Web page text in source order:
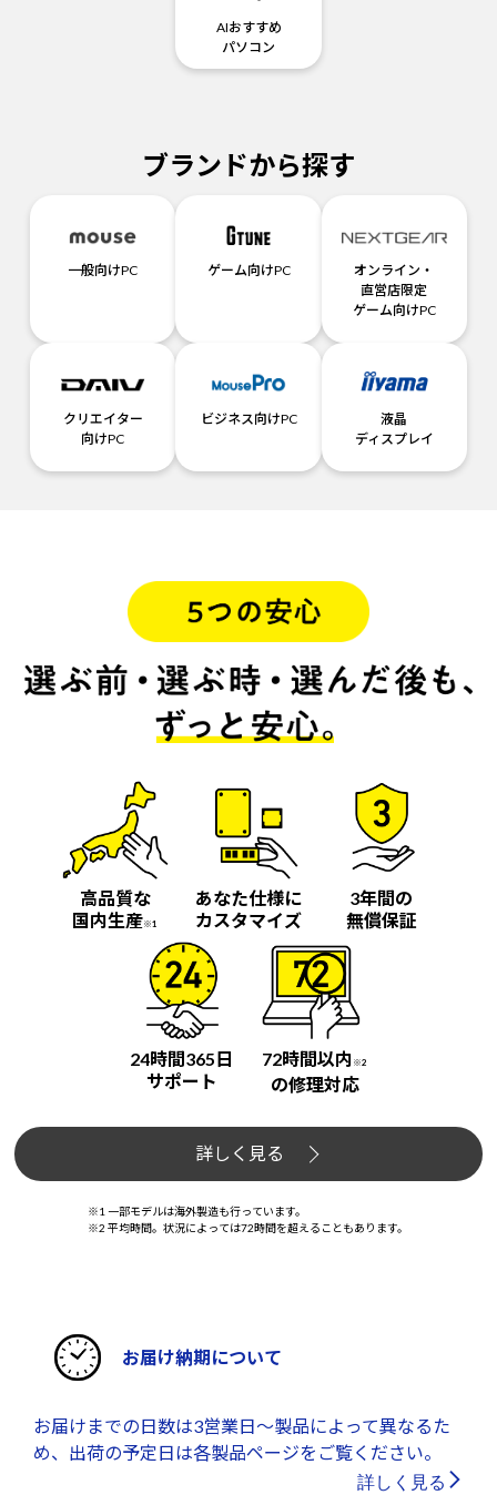
AIおすすめ
パソコン
ブランドから探す
一般向けPC ゲーム向けPC
オンライン・
直営店限定
ゲーム向けPC
クリエイター
向けPC
ビジネス向けPC
液晶
ディスプレイ
高品質な
国内生産※1
あなた仕様に
カスタマイズ
3年間の
無償保証
24時間365日
サポート
72時間以内 ※2
の修理対応
詳しく見る
※1 一部モデルは海外製造も行っています。
※2 平均時間。状況によっては72時間を超えることもあります。
お届け納期について
お届けまでの日数は3営業日～製品によって異なるた
め、出荷の予定日は各製品ページをご覧ください。
詳しく見る